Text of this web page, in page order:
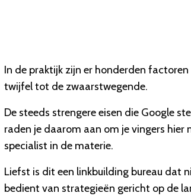
In de praktijk zijn er honderden
twijfel tot de zwaarstwegende.
De steeds strengere eisen die Google
raden je daarom aan om je vingers
specialist in de materie.
Liefst is dit een linkbuilding bureau dat
bedient van strategieën gericht op de